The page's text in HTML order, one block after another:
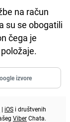
na račun
su se obogatili
čega je
izvore
| iOS i društvenih
ViberChata.